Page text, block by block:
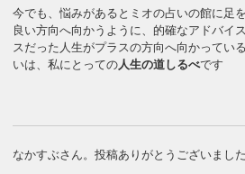
今でも、悩みがあるとミオの占いの館に足
良い方向へ向かうように、的確なアドバイ
スだった人生がプラスの方向へ向かってい
いは、私にとっての 人生の道しるべです
なかすぶさん。投稿ありがとうございました